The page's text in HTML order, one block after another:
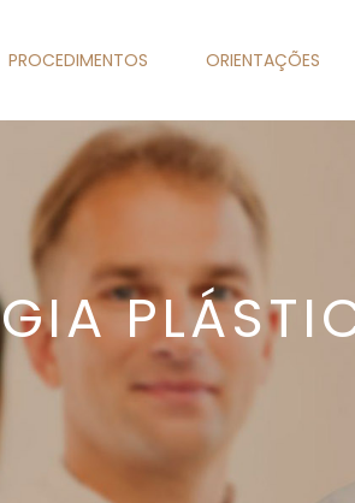
PROCEDIMENTOS ORIENTAÇÕES